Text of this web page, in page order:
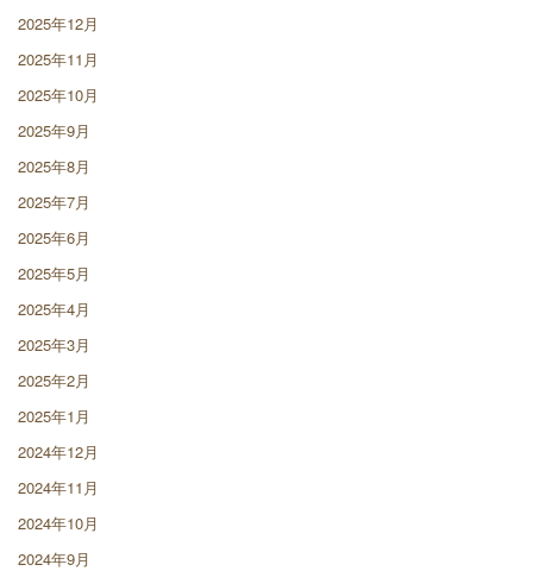
2025年12月
2025年11月
2025年10月
2025年9月
2025年8月
2025年7月
2025年6月
2025年5月
2025年4月
2025年3月
2025年2月
2025年1月
2024年12月
2024年11月
2024年10月
2024年9月